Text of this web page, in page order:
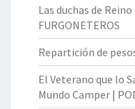
Las duchas de
FURGONETEROS
Repartición de
El Veterano que lo
Mundo Camper |